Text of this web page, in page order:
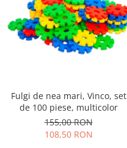
Fulgi de nea mari, Vinco, set
de 100 piese, multicolor
155,00 RON
108,50 RON